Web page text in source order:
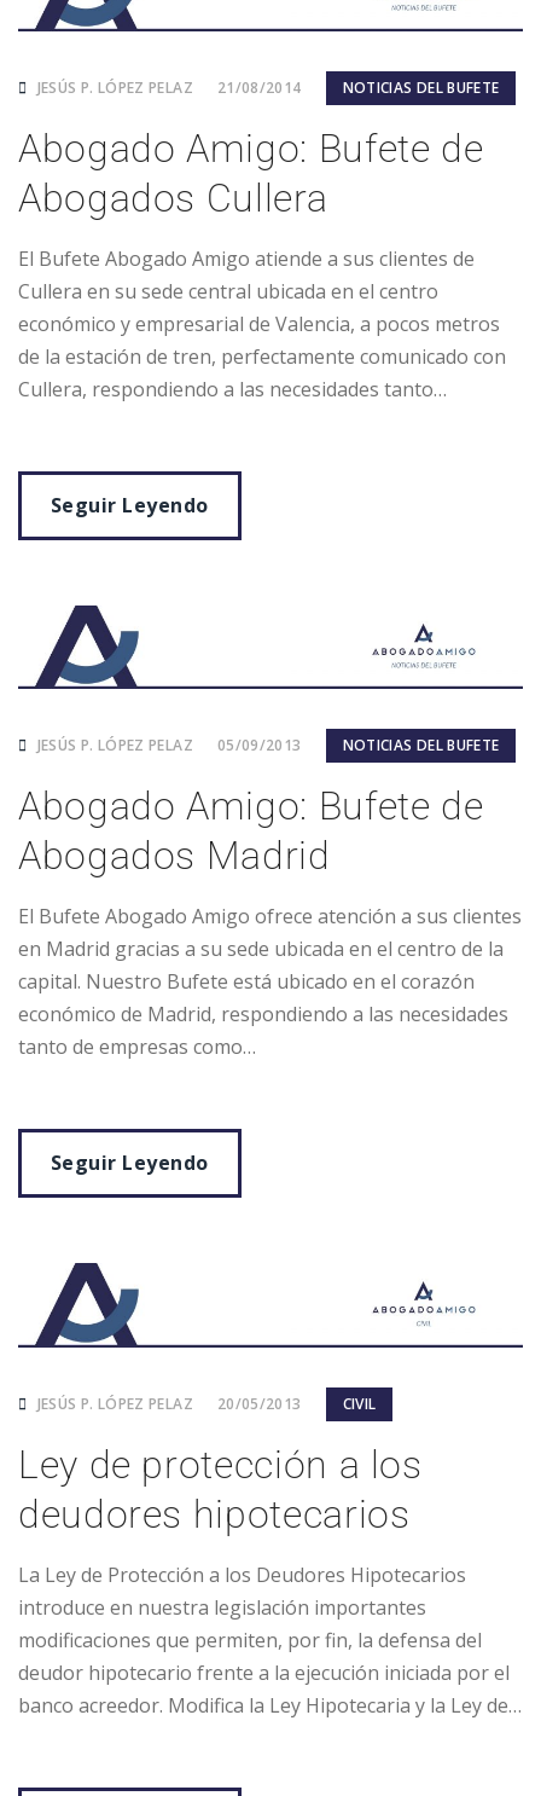
JESÚS P. LÓPEZ PELAZ 21/08/2014 NOTICIAS DEL BUFETE
Abogado Amigo: Bufete de
Abogados Cullera
El Bufete Abogado Amigo atiende a sus clientes de
Cullera en su sede central ubicada en el centro
económico y empresarial de Valencia, a pocos metros
de la estación de tren, perfectamente comunicado con
Cullera, respondiendo a las necesidades tanto…
Seguir Leyendo
JESÚS P. LÓPEZ PELAZ 05/09/2013 NOTICIAS DEL BUFETE
Abogado Amigo: Bufete de
Abogados Madrid
El Bufete Abogado Amigo ofrece atención a sus clientes
en Madrid gracias a su sede ubicada en el centro de la
capital. Nuestro Bufete está ubicado en el corazón
económico de Madrid, respondiendo a las necesidades
tanto de empresas como…
Seguir Leyendo
JESÚS P. LÓPEZ PELAZ 20/05/2013 CIVIL
Ley de protección a los
deudores hipotecarios
La Ley de Protección a los Deudores Hipotecarios
introduce en nuestra legislación importantes
modificaciones que permiten, por fin, la defensa del
deudor hipotecario frente a la ejecución iniciada por el
banco acreedor. Modifica la Ley Hipotecaria y la Ley de…